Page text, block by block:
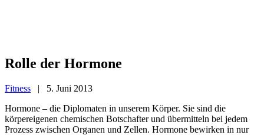
Rolle der Hormone
Fitness | 5. Juni 2013
Hormone – die Diplomaten in unserem Körper. Sie sind die
körpereigenen chemischen Botschafter und übermitteln bei jedem
Prozess zwischen Organen und Zellen. Hormone bewirken in nur